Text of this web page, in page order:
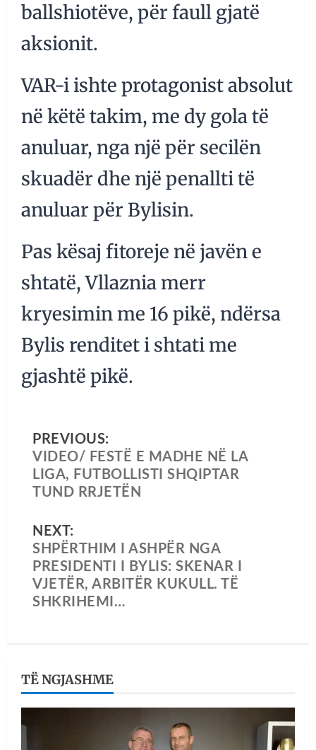
ballshiotëve, për faull gjatë
aksionit.
VAR-i ishte protagonist absolut
në këtë takim, me dy gola të
anuluar, nga një për secilën
skuadër dhe një penallti të
anuluar për Bylisin.
Pas kësaj fitoreje në javën e
shtatë, Vllaznia merr
kryesimin me 16 pikë, ndërsa
Bylis renditet i shtati me
gjashtë pikë.
PREVIOUS:
VIDEO/ FESTË E MADHE NË LA
LIGA, FUTBOLLISTI SHQIPTAR
TUND RRJETËN
NEXT:
SHPËRTHIM I ASHPËR NGA
PRESIDENTI I BYLIS: SKENAR I
VJETËR, ARBITËR KUKULL. TË
SHKRIHEMI…
TË NGJASHME